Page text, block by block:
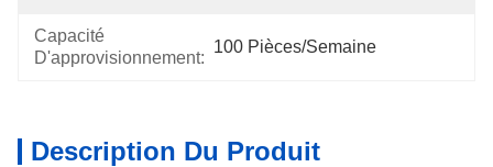
Capacité
D'approvisionnement:
100 Pièces/semaine
Description Du Produit